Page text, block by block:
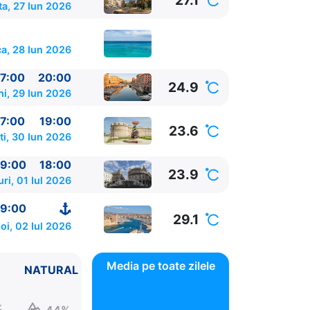
27 Iun 2026
28 Iun 2026
20:00
29 Iun 2026 24.9
19:00
30 Iun 2026 23.6
18:00
01 Iul 2026 23.9
02 Iul 2026 29.1
NATURAL Media pe toate zilele